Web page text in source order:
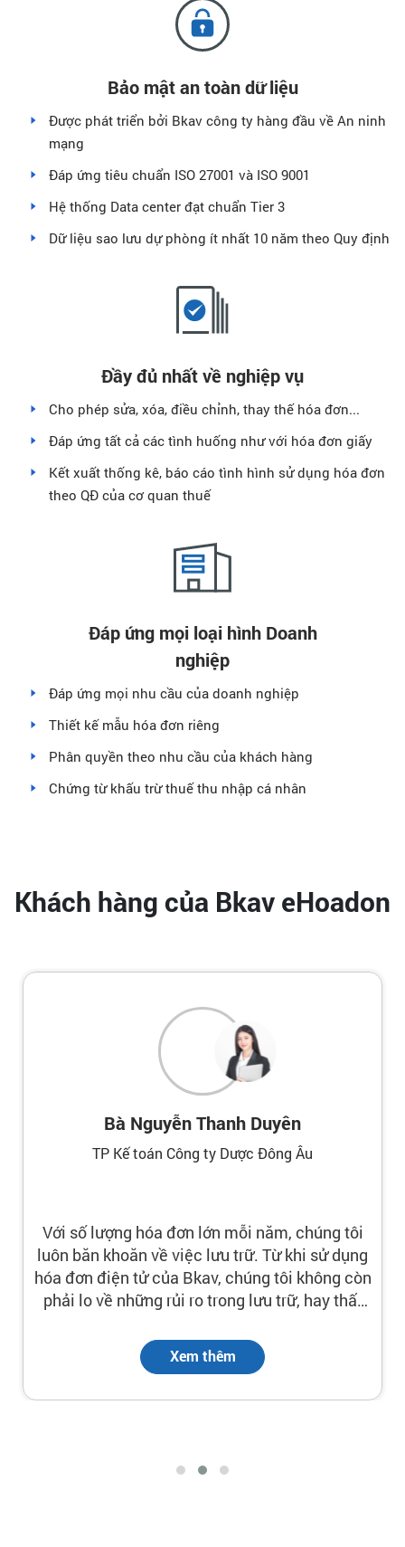
Bảo mật an toàn dữ liệu
Được phát triển bởi Bkav công ty hàng đầu về An ninh
mạng
Đáp ứng tiêu chuẩn ISO 27001 và ISO 9001
Hệ thống Data center đạt chuẩn Tier 3
Dữ liệu sao lưu dự phòng ít nhất 10 năm theo Quy định
Đầy đủ nhất về nghiệp vụ
Cho phép sửa, xóa, điều chỉnh, thay thế hóa đơn...
Đáp ứng tất cả các tình huống như với hóa đơn giấy
Kết xuất thống kê, báo cáo tình hình sử dụng hóa đơn
theo QĐ của cơ quan thuế
Đáp ứng mọi loại hình Doanh
nghiệp
Đáp ứng mọi nhu cầu của doanh nghiệp
Thiết kế mẫu hóa đơn riêng
Phân quyền theo nhu cầu của khách hàng
Chứng từ khấu trừ thuế thu nhập cá nhân
Khách hàng của Bkav eHoadon
Bà Nguyễn Thanh Duyên
TP Kế toán Công ty Dược Đông Âu
Với số lượng hóa đơn lớn mỗi năm, chúng tôi
luôn băn khoăn về việc lưu trữ. Từ khi sử dụng
hóa đơn điện tử của Bkav, chúng tôi không còn
phải lo về những rủi ro trong lưu trữ, hay thất
hóa đơn rất dễ dàng đơn giản. Hóa đơn điện tử
thật sự là một bước tiến mới trong sự phát
Xem thêm